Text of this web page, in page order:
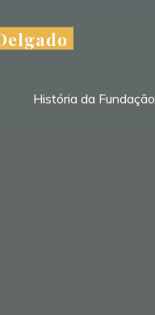
História da Fundação